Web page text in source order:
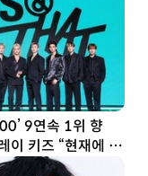
9연속 1위 향
이 키즈 “현재에 최
(종합)[DA현장]